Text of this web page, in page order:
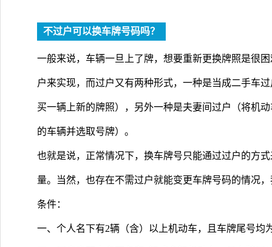
不过户可以换车牌号码吗？
一般来说，车辆一旦上了牌，想要重新更换牌照是很
户来实现，而过户又有两种形式，一种是当成二手车
买一辆上新的牌照），另外一种是夫妻间过户（将机
的车辆并选取号牌）。
也就是说，正常情况下，换车牌号只能通过过户的方
量。当然，也存在不需过户就能变更车牌号码的情况
条件：
一、个人名下有2辆（含）以上机动车，且车牌尾号均